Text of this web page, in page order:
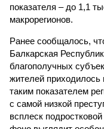
показателя – до 1,1
макрорегионов.
Ранее сообщалось,
Балкарская
благополучных
жителей приходилось
таким показателем
с самой низкой
всплеск